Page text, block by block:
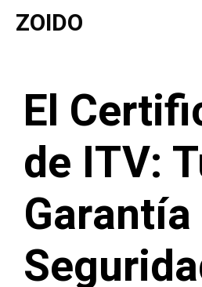
Saltar
ZOIDO
El
de ITV: